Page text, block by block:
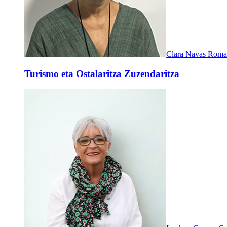
Clara Navas
Turismo eta Ostalaritza Zuzendaritza